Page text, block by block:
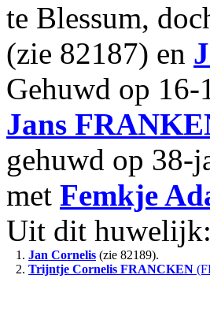
te Blessum,
(zie 82187) en
Gehuwd op
Jans
gehuwd op 38-
met Femkje
Uit dit huwelijk:
1. Jan Cornelis (zie 82189).
2. Trijntje Cornelis FRANCKEN